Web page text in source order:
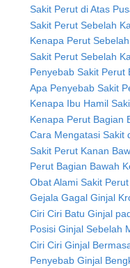
Sakit Perut di Atas
Sakit Perut Sebelah
Kenapa Perut
Sakit Perut Sebelah
Penyebab Sakit Perut
Apa Penyebab Sakit
Kenapa Ibu Hamil
Kenapa Perut Bagian
Cara Mengatasi Sakit
Sakit Perut Kanan
Perut Bagian Bawah
Obat Alami Sakit
Gejala Gagal Ginjal
Ciri Ciri Batu Ginjal
Posisi Ginjal Sebelah
Ciri Ciri Ginjal
Penyebab Ginjal